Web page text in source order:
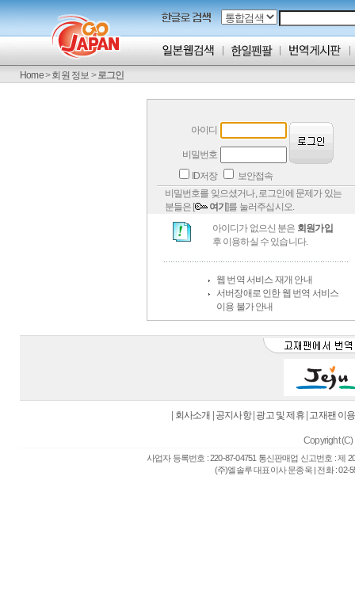
Home>회원 정보 >로그인
아이디
비밀번호
ID저장
보안접속
비밀번호를 잊으셨거나, 로그인에 문제가 있는
분들은 [
여기]를 눌러주십시오.
아이디가 없으신 분은 회원가입
후 이용하실 수 있습니다.
웹 번역 서비스 재개 안내
서버장애로 인한 웹 번역 서비스
이용 불가 안내
회사소개 공지사항| 광고 및 제휴| 고재팬 이
Copyright (C)
사업자 등록번호 : 220-87-04751 통신판매업 신고번호 : 제
(주)엘솔루 대표이사 문종욱 | 전화 : 02-